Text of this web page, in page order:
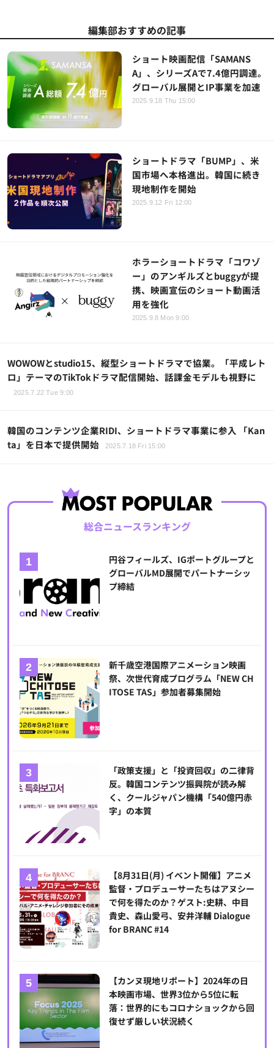
編集部おすすめの記事
ショート映画配信「SAMANS
A」、シリーズAで7.4億円調達。
グローバル展開とIP事業を加速
2025.9.18 Thu 15:00
ショートドラマ「BUMP」、米
国市場へ本格進出。韓国に続き
現地制作を開始
2025.9.12 Fri 12:00
ホラーショートドラマ「コワゾ
ー」のアンギルズとbuggyが提
携、映画宣伝のショート動画活
用を強化
2025.9.8 Mon 9:00
WOWOWとstudio15、縦型ショートドラマで協業。「平成レト
ロ」テーマのTikTokドラマ配信開始、話課金モデルも視野に
2025.7.22 Tue 9:00
韓国のコンテンツ企業RIDI、ショートドラマ事業に参入 「Kan
ta」を日本で提供開始
2025.7.18 Fri 15:00
総合ニュースランキング
円谷フィールズ、IGポートグループと
グローバルMD展開でパートナーシッ
プ締結
新千歳空港国際アニメーション映画
祭、次世代育成プログラム「NEW CH
ITOSE TAS」参加者募集開始
「政策支援」と「投資回収」の二律背
反。韓国コンテンツ振興院が読み解
く、クールジャパン機構「540億円赤
字」の本質
【8月31日(月) イベント開催】アニメ
監督・プロデューサーたちはアヌシー
で何を得たのか？ゲスト:史耕、中目
貴史、森山愛弓、安井洋輔 Dialogue
for BRANC #14
【カンヌ現地リポート】2024年の日
本映画市場、世界3位から5位に転
落：世界的にもコロナショックから回
復せず厳しい状況続く